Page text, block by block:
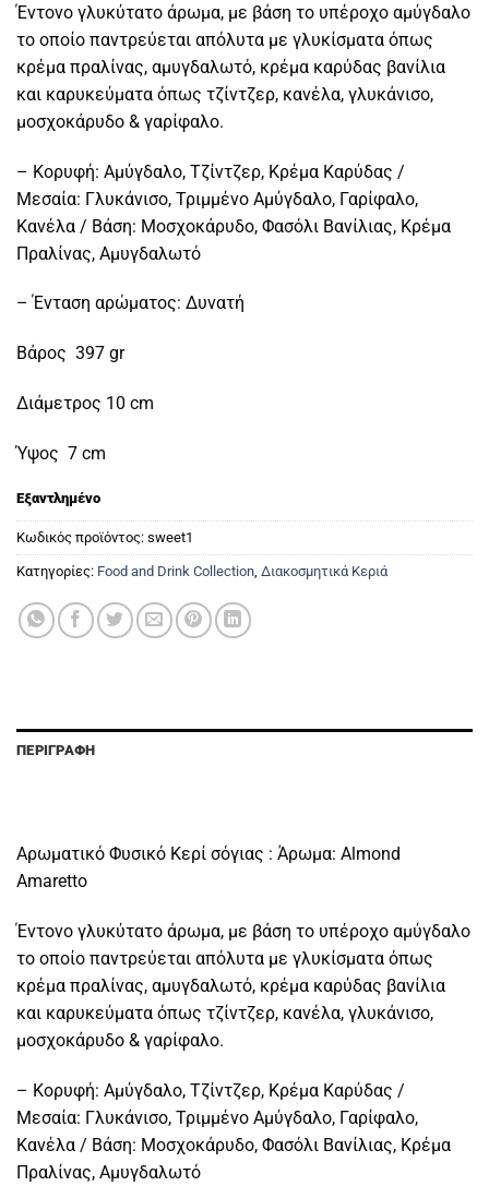
Έντονο γλυκύτατο άρωμα, με βάση το υπέροχο αμύγδαλο
το οποίο παντρεύεται απόλυτα με γλυκίσματα όπως
κρέμα πραλίνας, αμυγδαλωτό, κρέμα καρύδας βανίλια
και καρυκεύματα όπως τζίντζερ, κανέλα, γλυκάνισο,
μοσχοκάρυδο & γαρίφαλο.
– Κορυφή: Αμύγδαλο, Τζίντζερ, Κρέμα Καρύδας /
Μεσαία: Γλυκάνισο, Τριμμένο Αμύγδαλο, Γαρίφαλο,
Κανέλα / Βάση: Μοσχοκάρυδο, Φασόλι Βανίλιας, Κρέμα
Πραλίνας, Αμυγδαλωτό
– Ένταση αρώματος: Δυνατή
Βάρος 397 gr
Διάμετρος 10 cm
Ύψος 7 cm
Εξαντλημένο
Κωδικός προϊόντος: sweet1
Κατηγορίες: Food and Drink Collection, Διακοσμητικά Κεριά
ΠΕΡΙΓΡΑΦΉ
Aρωματικό Φυσικό Κερί σόγιας : Άρωμα: Almond
Amaretto
Έντονο γλυκύτατο άρωμα, με βάση το υπέροχο αμύγδαλο
το οποίο παντρεύεται απόλυτα με γλυκίσματα όπως
κρέμα πραλίνας, αμυγδαλωτό, κρέμα καρύδας βανίλια
και καρυκεύματα όπως τζίντζερ, κανέλα, γλυκάνισο,
μοσχοκάρυδο & γαρίφαλο.
– Κορυφή: Αμύγδαλο, Τζίντζερ, Κρέμα Καρύδας /
Μεσαία: Γλυκάνισο, Τριμμένο Αμύγδαλο, Γαρίφαλο,
Κανέλα / Βάση: Μοσχοκάρυδο, Φασόλι Βανίλιας, Κρέμα
Πραλίνας, Αμυγδαλωτό